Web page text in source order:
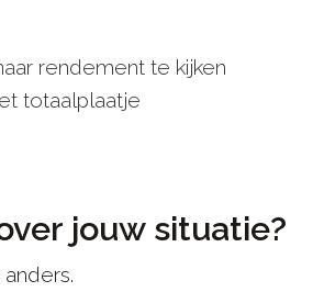
rendement te kijken
totaalplaatje
jouw situatie?